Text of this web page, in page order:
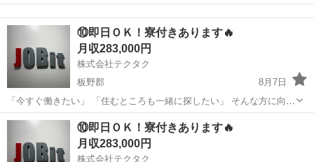
たお仕事をご紹介しています。 ◆ こんな方におすすめ ・すぐに働き
たい ・寮付きの仕事を探している ・所持金が少ない／今月が厳しい
⑩即日ＯＫ！寮付きあります🔥
月収283,000円
株式会社テクタク
板野郡
8月7日
「今すぐ働きたい」 「住むところも一緒に探したい」 そんな方に向け
たお仕事をご紹介しています。 ◆ こんな方におすすめ ・すぐに働き
徳島 板野郡 物流 未経験
⑩即日ＯＫ！寮付きあります🔥
月収283,000円
株式会社テクタク